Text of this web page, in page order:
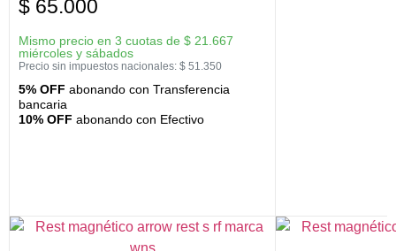
$ 65.000
Mismo precio en 3 cuotas de $ 21.667
miércoles y sábados
Precio sin impuestos nacionales: $ 51.350
5% OFF abonando con Transferencia
bancaria
10% OFF abonando con Efectivo